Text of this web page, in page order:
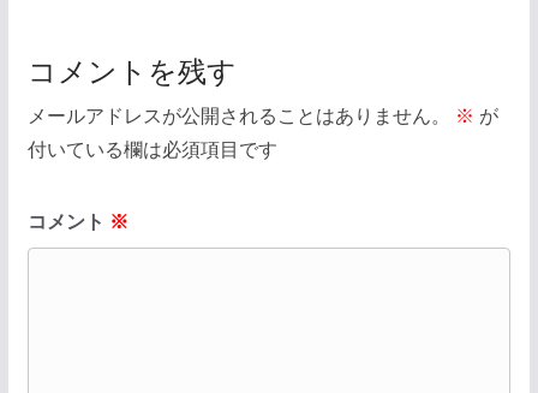
コメントを残す
メールアドレスが公開されることはありません。 ※ が
付いている欄は必須項目です
コメント ※